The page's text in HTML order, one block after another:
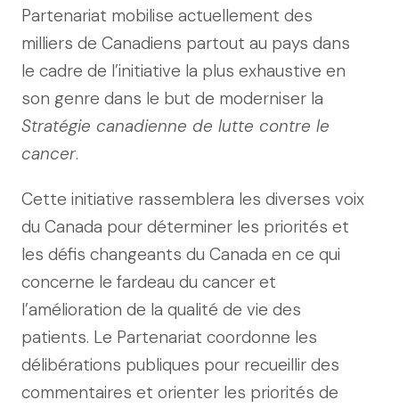
Partenariat mobilise actuellement des
milliers de Canadiens partout au pays dans
le cadre de l’initiative la plus exhaustive en
son genre dans le but de moderniser la
Stratégie canadienne de lutte contre le
cancer.
Cette initiative rassemblera les diverses voix
du Canada pour déterminer les priorités et
les défis changeants du Canada en ce qui
concerne le fardeau du cancer et
l’amélioration de la qualité de vie des
patients. Le Partenariat coordonne les
délibérations publiques pour recueillir des
commentaires et orienter les priorités de